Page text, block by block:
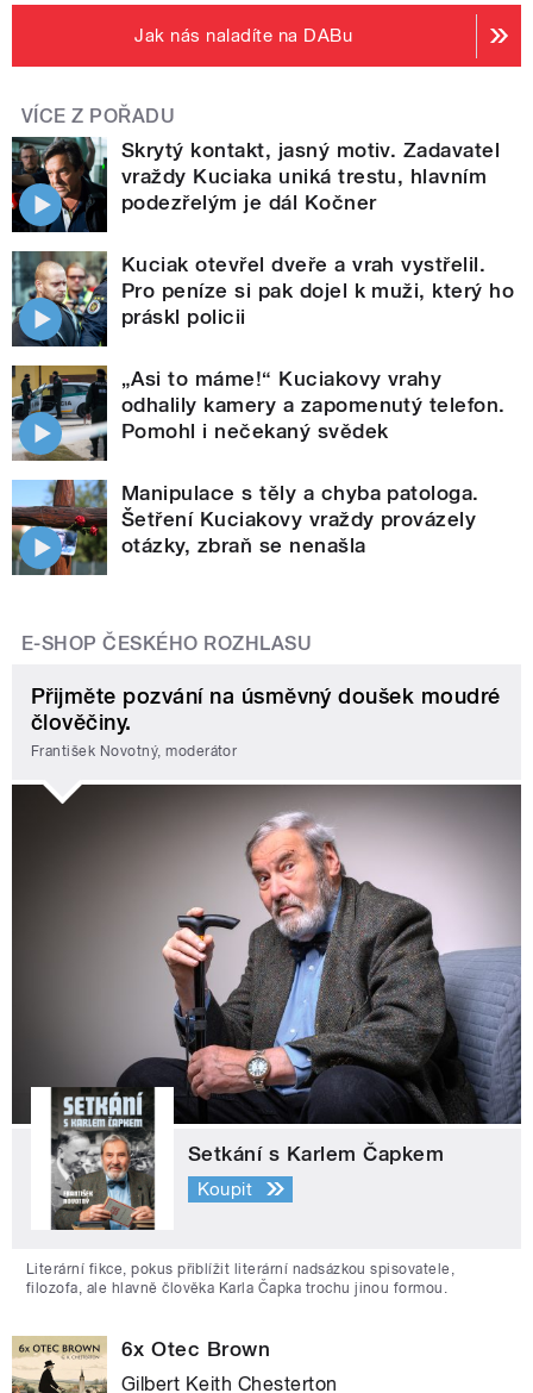
Jak nás naladíte na DABu
VÍCE Z POŘADU
Skrytý kontakt, jasný motiv. Zadavatel
vraždy Kuciaka uniká trestu, hlavním
podezřelým je dál Kočner
Kuciak otevřel dveře a vrah vystřelil.
Pro peníze si pak dojel k muži, který ho
práskl policii
„Asi to máme!“ Kuciakovy vrahy
odhalily kamery a zapomenutý telefon.
Pomohl i nečekaný svědek
Manipulace s těly a chyba patologa.
Šetření Kuciakovy vraždy provázely
otázky, zbraň se nenašla
E-SHOP ČESKÉHO ROZHLASU
Přijměte pozvání na úsměvný doušek moudré
člověčiny.
František Novotný, moderátor
Setkání s Karlem Čapkem
Koupit
Literární fikce, pokus přiblížit literární nadsázkou spisovatele,
filozofa, ale hlavně člověka Karla Čapka trochu jinou formou.
6x Otec Brown
Gilbert Keith Chesterton